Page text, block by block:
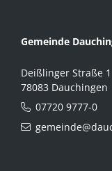
Gemeinde
Deißlinger Straße 1
78083 Dauchingen
07720 9777-0